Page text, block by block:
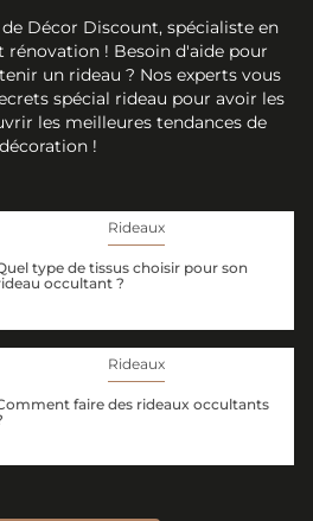
Décor Discount, spécialiste en
rénovation ! Besoin d'aide pour
un rideau ? Nos experts vous
spécial rideau pour avoir les
les meilleures tendances de
décoration !
Rideaux
type de tissus choisir pour son
occultant ?
Rideaux
faire des rideaux occultants